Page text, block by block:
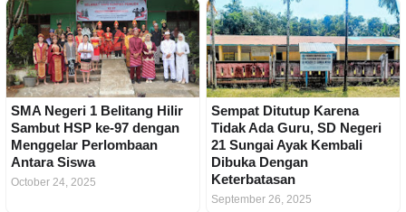
SMA Negeri 1 Belitang Hilir
Sambut HSP ke-97 dengan
Menggelar Perlombaan
Antara Siswa
October 24, 2025
Sempat Ditutup Karena
Tidak Ada Guru, SD Negeri
21 Sungai Ayak Kembali
Dibuka Dengan
Keterbatasan
September 26, 2025